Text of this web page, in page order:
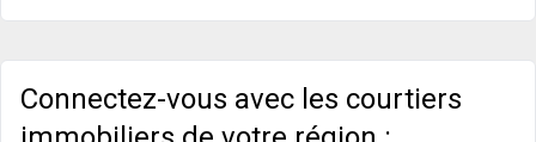
Connectez-vous avec les courtiers